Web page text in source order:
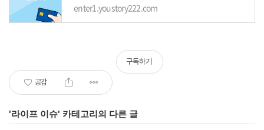
enter1.youstory222.com
공감
구독하기
'라이프 이슈' 카테고리의 다른 글